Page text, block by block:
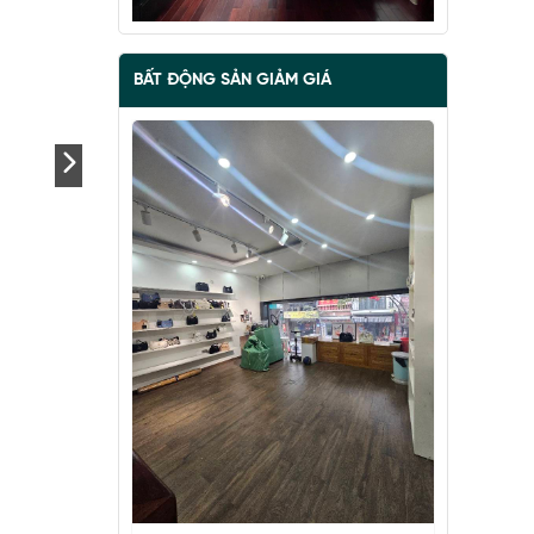
HỒ TÂY, 2 THOÁNG, NHÀ DÂN XÂY
67 tỷ• 57 m² 1.2 tỷ/m²
Vũ Miên
BẤT ĐỘNG SẢN GIẢM GIÁ